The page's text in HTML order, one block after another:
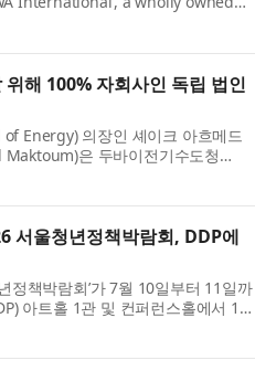
Authority (DEWA). The
해 100% 자회사인 독립 법인
Energy) 의장인 셰이크 아흐메드
은 두바이전기수도청
자회사인 독립 법인 ‘DEWA 인터
서울청년정책박람회, DDP에
정책박람회’가 7월 10일부터 11일까
아트홀 1관 및 컨퍼런스홀에서 1만
회는 서울시 ‘제3차 청년정책 기...